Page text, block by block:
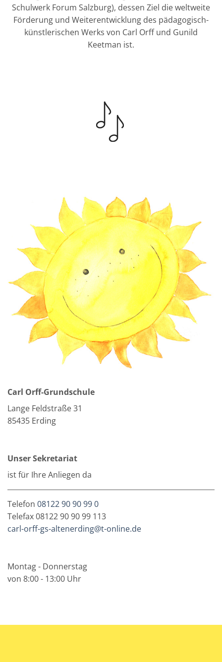
Schulwerk Forum Salzburg), dessen Ziel die weltweite
Förderung und Weiterentwicklung des pädagogisch-
künstlerischen Werks von Carl Orff und Gunild
Keetman ist.
Carl Orff-Grundschule
Lange Feldstraße 31
85435 Erding
Unser Sekretariat
ist für Ihre Anliegen da
Telefon 08122 90 90 99 0
Telefax 08122 90 90 99 113
carl-orff-gs-altenerding@t-online.de
Montag - Donnerstag
von 8:00 - 13:00 Uhr